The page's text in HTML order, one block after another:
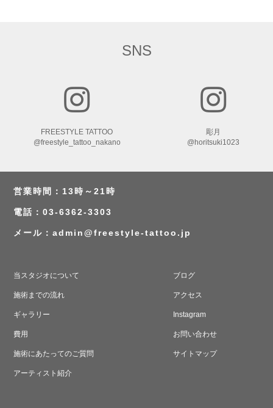
SNS
FREESTYLE TATTOO
@freestyle_tattoo_nakano
彫月
@horitsuki1023
営業時間：13時～21時
電話：03-6362-3303
メール：admin@freestyle-tattoo.jp
当スタジオについて ブログ
施術までの流れ アクセス
ギャラリー Instagram
費用 お問い合わせ
施術にあたってのご質問 サイトマップ
アーティスト紹介